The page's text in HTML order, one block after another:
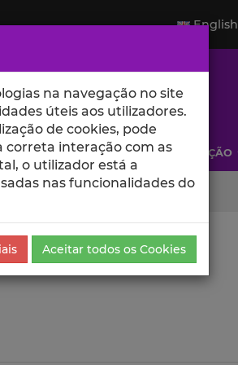
English
UNIDADES INVESTIGAÇÃO
na navegação no site
úteis aos utilizadores.
de cookies, pode
correta interação com as
o utilizador está a
nas funcionalidades do
Aceitar todos os Cookies